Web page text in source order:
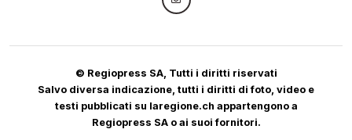
© Regiopress SA, Tutti i diritti riservati
Salvo diversa indicazione, tutti i diritti di foto, video e
testi pubblicati su laregione.ch appartengono a
Regiopress SA o ai suoi fornitori.